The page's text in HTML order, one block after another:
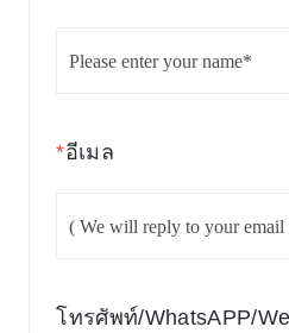
*อีเมล
โทรศัพท์/WhatsAPP/